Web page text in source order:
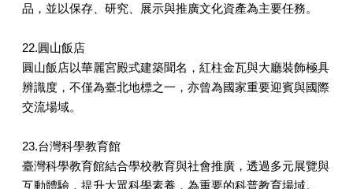
品，並以保存、研究、展示與推廣文化資產為主要任務。
22.圓山飯店
圓山飯店以華麗宮殿式建築聞名，紅柱金瓦與大廳裝飾極具
辨識度，不僅為臺北地標之一，亦曾為國家重要迎賓與國際
交流場域。
23.台灣科學教育館
臺灣科學教育館結合學校教育與社會推廣，透過多元展覽與
互動體驗，提升大眾科學素養，為重要的科普教育場域。